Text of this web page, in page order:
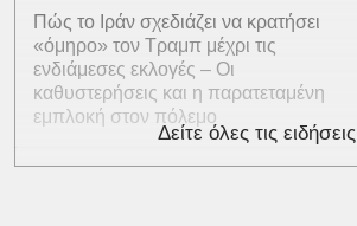
Πώς το Ιράν σχεδιάζει να κρατήσει
«όμηρο» τον Τραμπ μέχρι τις
ενδιάμεσες εκλογές – Οι
καθυστερήσεις και η παρατεταμένη
εμπλοκή στον πόλεμο
Δείτε όλες τις ειδήσεις